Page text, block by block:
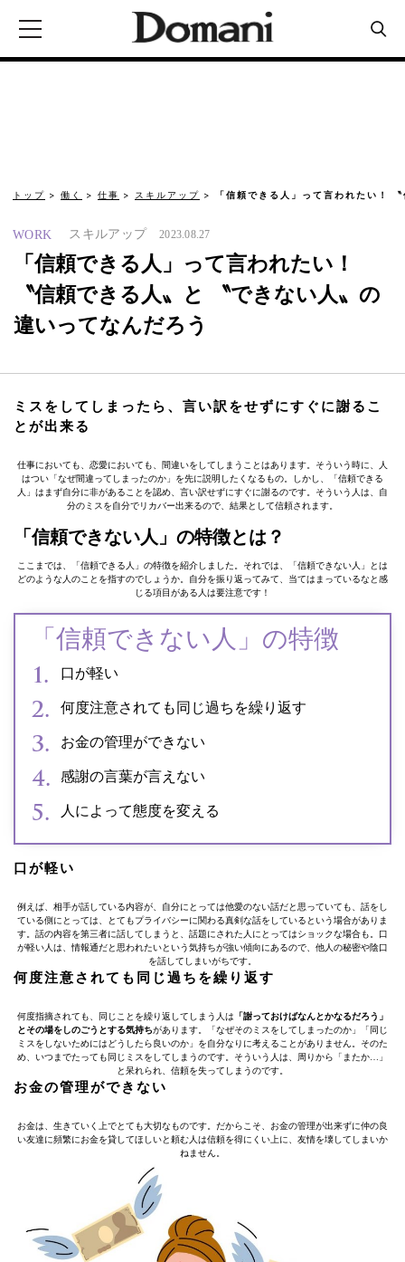
トップ 働く 仕事 スキルアップ 「信頼できる人」って言われたい！
WORK スキルアップ 2023.08.27
「信頼できる人」って言われたい！
〝信頼できる人〟と 〝できない人〟の
違いってなんだろう
ミスをしてしまったら、言い訳をせずにすぐに謝るこ
とが出来る
仕事においても、恋愛においても、間違いをしてしまうことはあります。そういう時に、人
はつい「なぜ間違ってしまったのか」を先に説明したくなるもの。しかし、「信頼できる
人」はまず自分に非があることを認め、言い訳せずにすぐに謝るのです。そういう人は、自
分のミスを自分でリカバー出来るので、結果として信頼されます。
「信頼できない人」の特徴とは？
ここまでは、「信頼できる人」の特徴を紹介しました。それでは、「信頼できない人」とは
どのような人のことを指すのでしょうか。自分を振り返ってみて、当てはまっているなと感
じる項目がある人は要注意です！
「信頼できない人」の特徴
口が軽い
何度注意されても同じ過ちを繰り返す
お金の管理ができない
感謝の言葉が言えない
人によって態度を変える
口が軽い
例えば、相手が話している内容が、自分にとっては他愛のない話だと思っていても、話をし
ている側にとっては、とてもプライバシーに関わる真剣な話をしているという場合がありま
す。話の内容を第三者に話してしまうと、話題にされた人にとってはショックな場合も。口
が軽い人は、情報通だと思われたいという気持ちが強い傾向にあるので、他人の秘密や陰口
を話してしまいがちです。
何度注意されても同じ過ちを繰り返す
何度指摘されても、同じことを繰り返してしまう人は 「謝っておけばなんとかなるだろう」
とその場をしのごうとする気持ちがあります。「なぜそのミスをしてしまったのか」「同じ
ミスをしないためにはどうしたら良いのか」を自分なりに考えることがありません。そのた
め、いつまでたっても同じミスをしてしまうのです。そういう人は、周りから「またか…」
と呆れられ、信頼を失ってしまうのです。
お金の管理ができない
お金は、生きていく上でとても大切なものです。だからこそ、お金の管理が出来ずに仲の良
い友達に頻繁にお金を貸してほしいと頼む人は信頼を得にくい上に、友情を壊してしまいか
ねません。